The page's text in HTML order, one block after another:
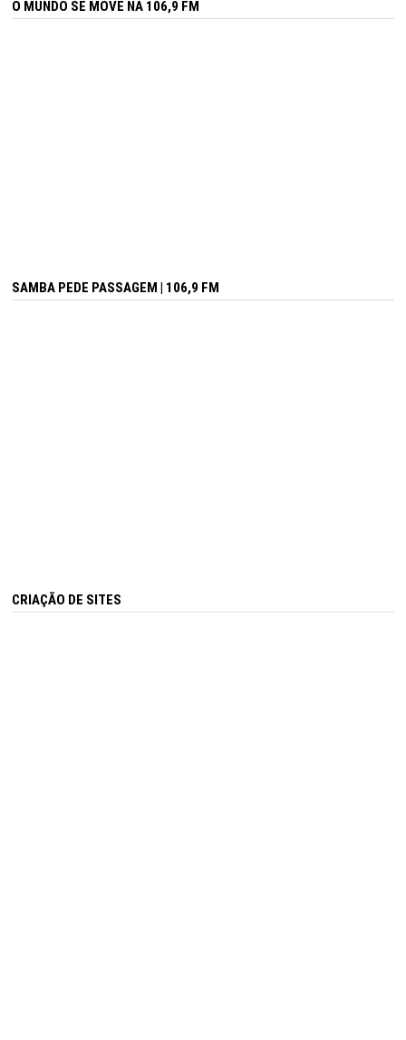
O MUNDO SE MOVE NA 106,9 FM
SAMBA PEDE PASSAGEM | 106,9 FM
CRIAÇÃO DE SITES